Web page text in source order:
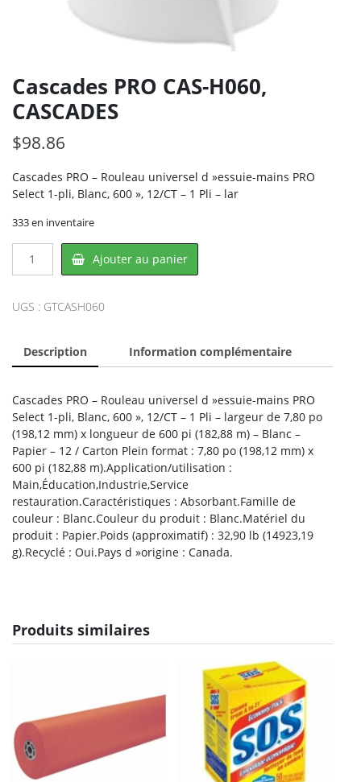
Cascades PRO CAS-H060,
CASCADES
$98.86
Cascades PRO – Rouleau universel d »essuie-mains PRO
Select 1-pli, Blanc, 600 », 12/CT – 1 Pli – lar
333 en inventaire
PRO
CASCADES
Ajouter au panier
UGS : GTCASH060
Description Information complémentaire
Cascades PRO – Rouleau universel d »essuie-mains PRO
Select 1-pli, Blanc, 600 », 12/CT – 1 Pli – largeur de 7,80 po
(198,12 mm) x longueur de 600 pi (182,88 m) – Blanc –
Papier – 12 / Carton Plein format : 7,80 po (198,12 mm) x
600 pi (182,88 m).Application/utilisation :
Main,Éducation,Industrie,Service
restauration.Caractéristiques : Absorbant.Famille de
couleur : Blanc.Couleur du produit : Blanc.Matériel du
produit : Papier.Poids (approximatif) : 32,90 lb (14923,19
g).Recyclé : Oui.Pays d »origine : Canada.
Produits similaires